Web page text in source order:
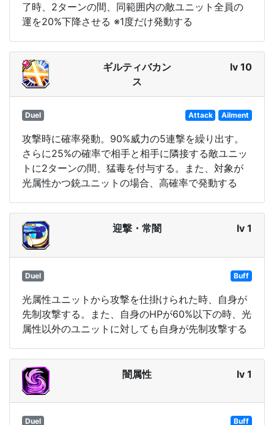
了時、2ターンの間、同範囲内の敵ユニット全員の
運を20%下降させる ※1度だけ発動する
ギルティバカン
ス
lv 10
Duel Attack Ailment
攻撃時に確率発動。90%威力の5連撃を繰り出す。
さらに25%の確率で相手と相手に隣接する敵ユニッ
トに2ターンの間、猛毒を付与する。また、対象が
光属性かつ銃ユニットの場合、高確率で発動する
迎撃・常闇 lv 1
Duel Buff
光属性ユニットから攻撃を仕掛けられた時、自身が
先制攻撃する。また、自身のHPが60%以下の時、光
属性以外のユニットに対しても自身が先制攻撃する
闇属性 lv 1
Duel Buff